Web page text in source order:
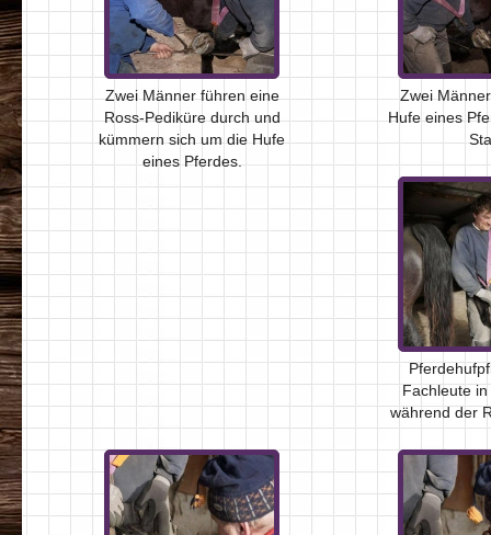
Zwei Männer führen eine
Ross-Pediküre durch und
kümmern sich um die Hufe
eines Pferdes.
Zwei
Hufe eines
Fachleute
während der